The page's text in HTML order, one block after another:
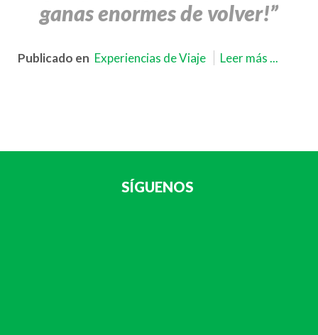
ganas enormes de volver!”
Publicado en Experiencias de Viaje Leer más ...
SÍGUENOS